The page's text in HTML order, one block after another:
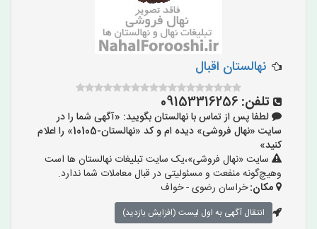
نهالستان اقبال
تلفن: 09153316256
لطفا پس از تماس با نهالستان بگویید: «آگهی شما را در
سایت «نهال فروشی» دیده ام و کد «نهالستان-10105» را اعلام
کنید»
سایت «نهال فروشی»،یک سایت تبلیغات نهالستان ها است
وهیچ‌گونه منفعت و مسئولیتی در قبال معاملات شما ندارد.
مکان:خراسان رضوی - خواف
انتقال آگهی به اول لیست (افزایش بازدید)